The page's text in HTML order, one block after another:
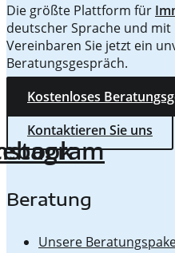
Die größte Plattform für
deutscher Sprache und
Vereinbaren Sie jetzt ein
Beratungsgespräch.
Kostenloses
Kontaktieren Sie uns
Beratung
Unsere